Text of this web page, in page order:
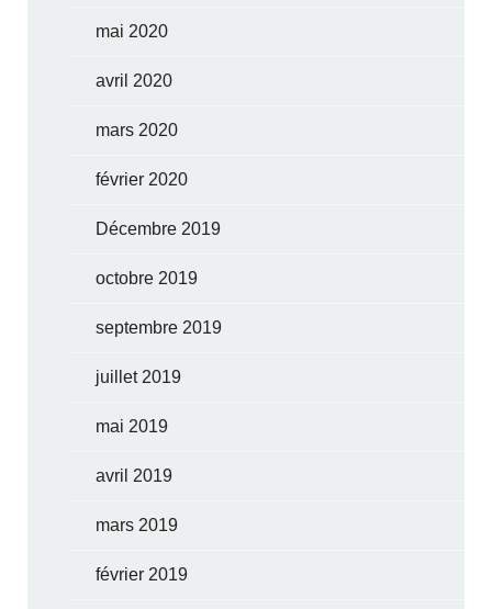
mai 2020
avril 2020
mars 2020
février 2020
Décembre 2019
octobre 2019
septembre 2019
juillet 2019
mai 2019
avril 2019
mars 2019
février 2019